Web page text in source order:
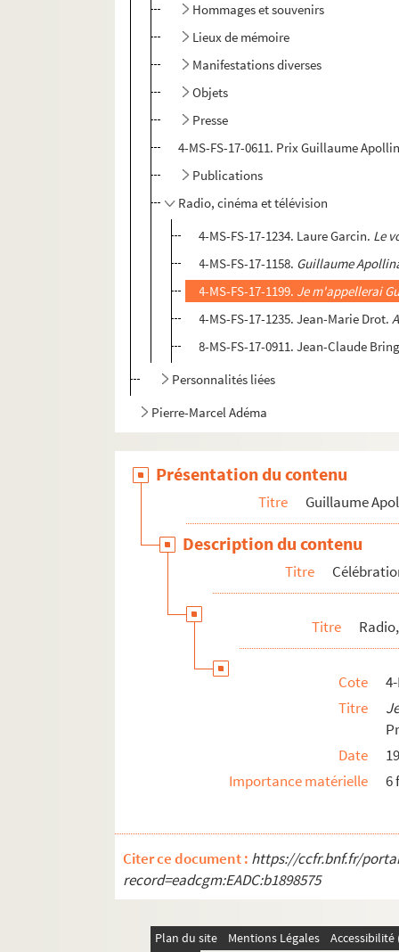
Hommages et souvenirs
Lieux de mémoire
Manifestations diverses
Objets
Presse
4-MS-FS-17-0611. Prix Guillaume
Publications
Radio, cinéma et télévision
4-MS-FS-17-1234. Laure Garcin. Le
4-MS-FS-17-1158. Guillaume
4-MS-FS-17-1199. Je m'appellerai
4-MS-FS-17-1235. Jean-Marie Drot.
8-MS-FS-17-0911. Jean-Claude
Personnalités liées
Pierre-Marcel Adéma
Présentation du contenu
Titre Guillaume
Description du contenu
Titre
Titre
Cote
Titre
Date
Importance matérielle
6
Citer ce document : https://ccfr.bnf.fr/
record=eadcgm:EADC:b1898575
Plan du site Mentions Légales